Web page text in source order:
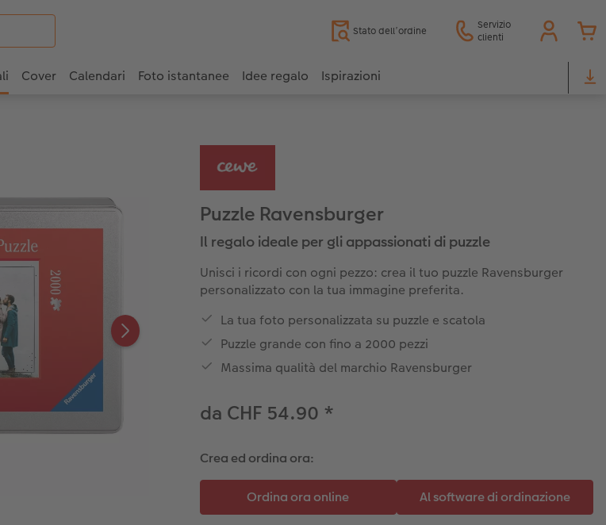
Stato dell’ordine
Servizio
clienti
Cover Calendari Foto istantanee Idee regalo Ispirazioni
Puzzle Ravensburger
Il regalo ideale per gli appassionati di puzzle
Unisci i ricordi con ogni pezzo: crea il tuo puzzle Ravensburger
personalizzato con la tua immagine preferita.
La tua foto personalizzata su puzzle e scatola
Puzzle grande con fino a 2000 pezzi
Massima qualità del marchio Ravensburger
da CHF 54.90 *
Crea ed ordina ora: